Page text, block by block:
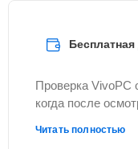
Проверка VivoPC
когда после
Читать полностью